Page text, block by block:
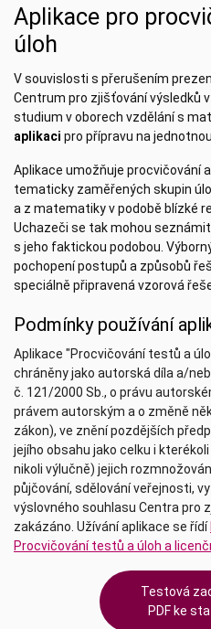
Aplikace pro
úloh
V souvislosti s přerušením
Centrum pro zjišťování výsledků
studium v oborech vzdělání s
aplikaci pro přípravu na
Aplikace umožňuje procvičování
tematicky zaměřených skupin
a z matematiky v podobě blízké
Uchazeči se tak mohou
s jeho faktickou podobou.
pochopení postupů a způsobů
speciálně připravená vzorová
Podmínky používání
Aplikace "Procvičování testů a
chráněny jako autorská díla a/
č. 121/2000 Sb., o právu
právem autorským a o změně
zákon), ve znění pozdějších
jejího obsahu jako celku i
nikoli výlučně) jejich
půjčování, sdělování veřejnosti,
výslovného souhlasu Centra pro
zakázáno. Užívání aplikace se řídí
Procvičování testů a úloh a
Testová
PDF ke